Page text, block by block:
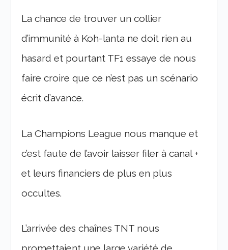
La chance de trouver un collier
d’immunité à Koh-lanta ne doit rien au
hasard et pourtant TF1 essaye de nous
faire croire que ce n’est pas un scénario
écrit d’avance.
La Champions League nous manque et
c’est faute de l’avoir laisser filer à canal +
et leurs financiers de plus en plus
occultes.
L’arrivée des chaînes TNT nous